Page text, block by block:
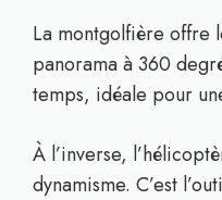
La montgolfière offre
panorama à 360
temps, idéale pour
À l’inverse,
dynamisme. C’est